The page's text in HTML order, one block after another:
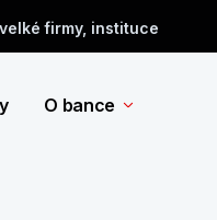
firmy, instituce
O bance